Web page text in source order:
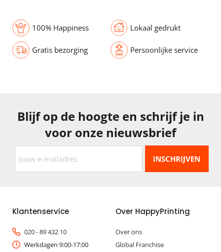
100% Happiness Lokaal gedrukt
Gratis bezorging Persoonlijke service
Blijf op de hoogte en schrijf je in
voor onze nieuwsbrief
Klantenservice
020 - 89 432 10
Werkdagen 9:00-17:00
Over HappyPrinting
Over ons
Global Franchise